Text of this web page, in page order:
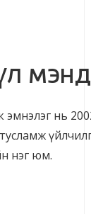
нь 2002
нэг юм.